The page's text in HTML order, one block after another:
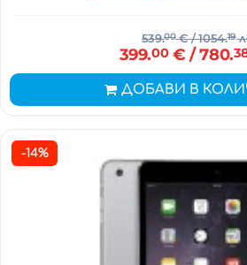
539.00€/ 1054.19
399.00€ / 780.
ДОБАВИ В
-14%